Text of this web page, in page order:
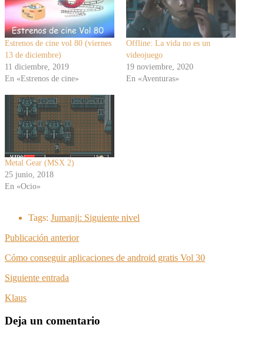
Estrenos de cine vol 80 (viernes
13 de diciembre)
11 diciembre, 2019
En «Estrenos de cine»
Offline: La vida no es un
videojuego
19 noviembre, 2020
En «Aventuras»
Metal Gear (MSX 2)
25 junio, 2018
En «Ocio»
Tags: Jumanji: Siguiente nivel
Publicación anterior
Cómo conseguir aplicaciones de android gratis Vol 30
Siguiente entrada
Klaus
Deja un comentario